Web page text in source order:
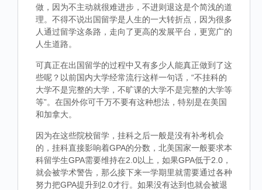
做，因为不主动就很难进步，不进则退这是个简浅的道
理。不得不说出国留学是人生的一大转折点，因为很多
人通过留学这条路，走向了更高的发展平台，更宽广的
人生道路。
可真正在出国留学的过程中又有多少人能真正做到了这
些呢？以前国内大学经常流行这样一句话，“不挂科的
大学不是完整的大学，不旷课的大学不是完整的大学等
等”。在国外你可千万不要有这种想法，特别是在美国
和加拿大。
因为在这些院校留学，挂科之后一般是没有补考机会
的，挂科直接影响着GPA的分数，北美国家一般要求本
科留学生GPA需要维持在2.0以上，如果GPA低于2.0，
就会被学术警告，那么接下来一学期里就需要通过各种
努力把GPA提升到2.0才行。如果没有达到也就会被退